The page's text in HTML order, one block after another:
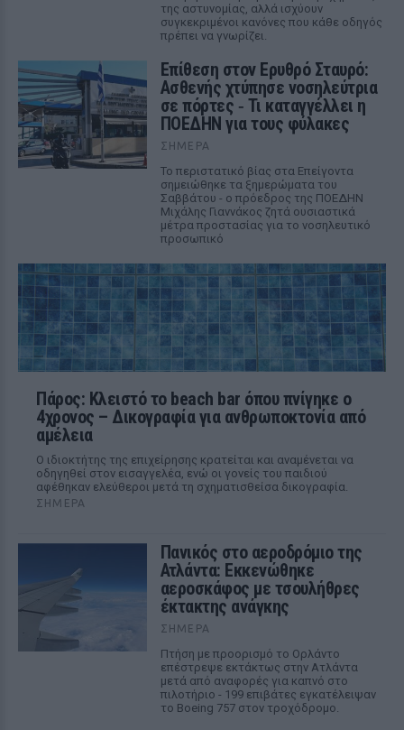
της αστυνομίας, αλλά ισχύουν
συγκεκριμένοι κανόνες που κάθε οδηγός
πρέπει να γνωρίζει.
Επίθεση στον Ερυθρό Σταυρό:
Ασθενής χτύπησε νοσηλεύτρια
σε πόρτες ‑ Τι καταγγέλλει η
ΠΟΕΔΗΝ για τους φύλακες
ΣΉΜΕΡΑ
Το περιστατικό βίας στα Επείγοντα
σημειώθηκε τα ξημερώματα του
Σαββάτου - ο πρόεδρος της ΠΟΕΔΗΝ
Μιχάλης Γιαννάκος ζητά ουσιαστικά
μέτρα προστασίας για το νοσηλευτικό
προσωπικό
Πάρος: Κλειστό το beach bar όπου πνίγηκε ο
4χρονος – Δικογραφία για ανθρωποκτονία από
αμέλεια
Ο ιδιοκτήτης της επιχείρησης κρατείται και αναμένεται να
οδηγηθεί στον εισαγγελέα, ενώ οι γονείς του παιδιού
αφέθηκαν ελεύθεροι μετά τη σχηματισθείσα δικογραφία.
ΣΉΜΕΡΑ
Πανικός στο αεροδρόμιο της
Ατλάντα: Εκκενώθηκε
αεροσκάφος με τσουλήθρες
έκτακτης ανάγκης
ΣΉΜΕΡΑ
Πτήση με προορισμό το Ορλάντο
επέστρεψε εκτάκτως στην Ατλάντα
μετά από αναφορές για καπνό στο
πιλοτήριο - 199 επιβάτες εγκατέλειψαν
το Boeing 757 στον τροχόδρομο.